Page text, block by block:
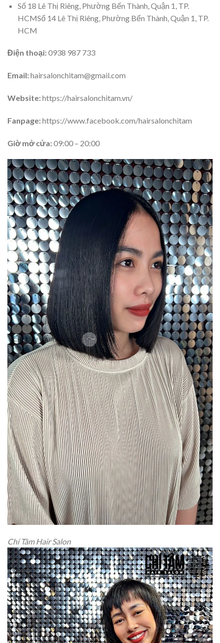
Số 18 Lê Thị Riêng, Phường Bến Thành, Quận 1, TP.
HCMSố 14 Lê Thị Riêng, Phường Bến Thành, Quận 1, TP.
HCM
Điện thoại:0938 987 733
Email:hairsalonchitam@gmail.com
Website:https://hairsalonchitam.vn/
Fanpage:https://www.facebook.com/hairsalonchitam
Giờ mở cửa:09:00 – 20:00
Chí Tâm Hair Salon